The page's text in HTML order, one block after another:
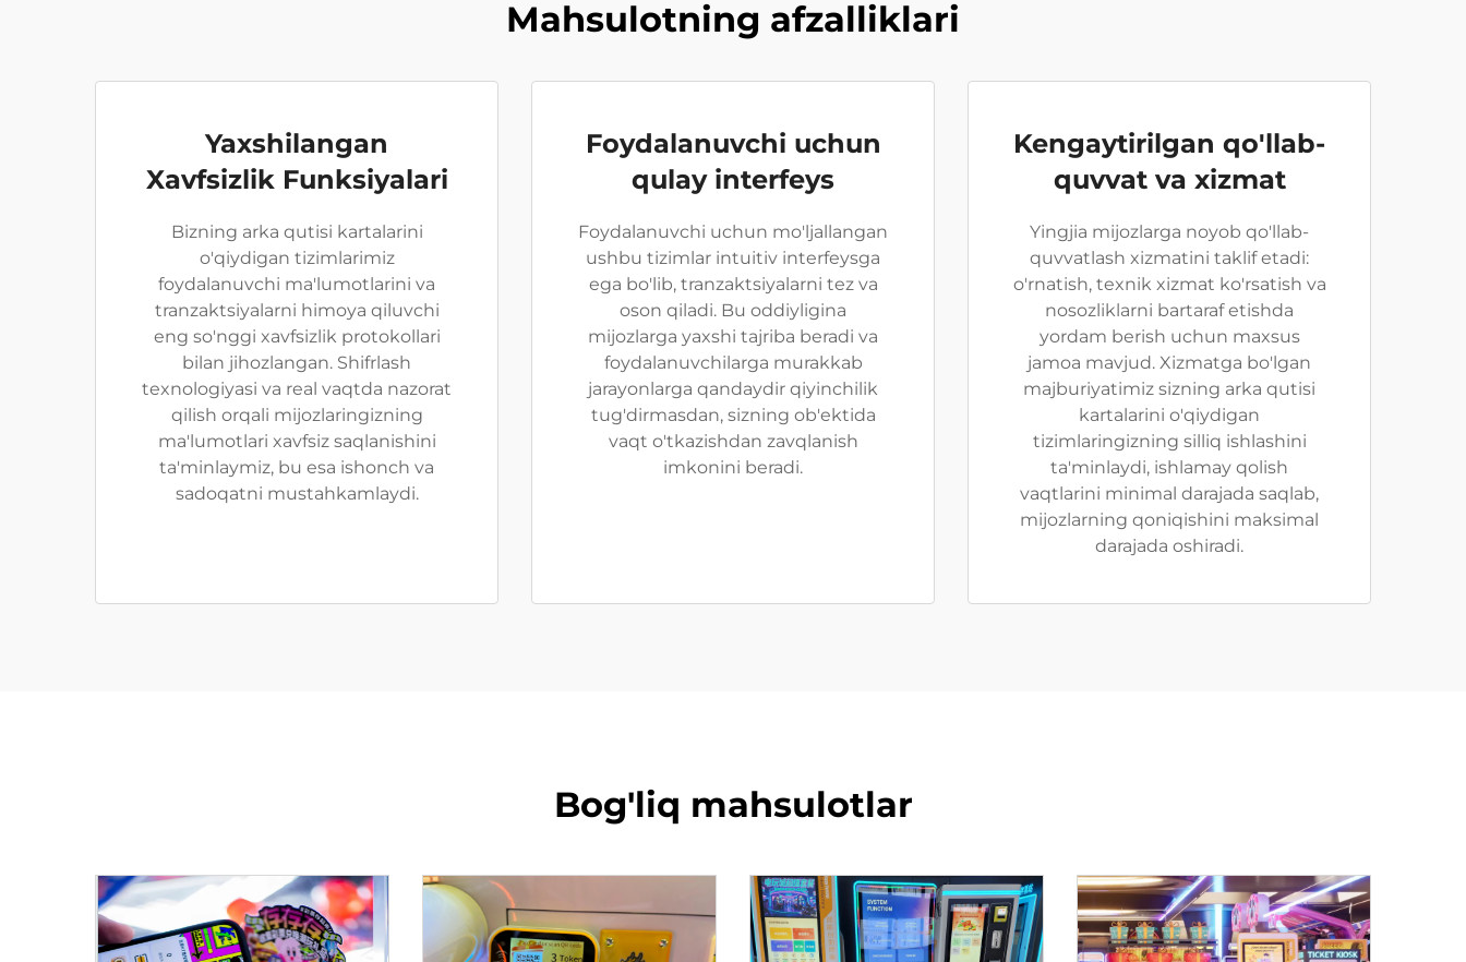
Mahsulotning afzalliklari
Yaxshilangan
Xavfsizlik Funksiyalari
Bizning arka qutisi kartalarini
o'qiydigan tizimlarimiz
foydalanuvchi ma'lumotlarini va
tranzaktsiyalarni himoya qiluvchi
eng so'nggi xavfsizlik protokollari
bilan jihozlangan. Shifrlash
texnologiyasi va real vaqtda nazorat
qilish orqali mijozlaringizning
ma'lumotlari xavfsiz saqlanishini
ta'minlaymiz, bu esa ishonch va
sadoqatni mustahkamlaydi.
Foydalanuvchi uchun
qulay interfeys
Foydalanuvchi uchun mo'ljallangan
ushbu tizimlar intuitiv interfeysga
ega bo'lib, tranzaktsiyalarni tez va
oson qiladi. Bu oddiyligina
mijozlarga yaxshi tajriba beradi va
foydalanuvchilarga murakkab
jarayonlarga qandaydir qiyinchilik
tug'dirmasdan, sizning ob'ektida
vaqt o'tkazishdan zavqlanish
imkonini beradi.
Kengaytirilgan qo'llab-
quvvat va xizmat
Yingjia mijozlarga noyob qo'llab-
quvvatlash xizmatini taklif etadi:
o'rnatish, texnik xizmat ko'rsatish va
nosozliklarni bartaraf etishda
yordam berish uchun maxsus
jamoa mavjud. Xizmatga bo'lgan
majburiyatimiz sizning arka qutisi
kartalarini o'qiydigan
tizimlaringizning silliq ishlashini
ta'minlaydi, ishlamay qolish
vaqtlarini minimal darajada saqlab,
mijozlarning qoniqishini maksimal
darajada oshiradi.
Bog'liq mahsulotlar